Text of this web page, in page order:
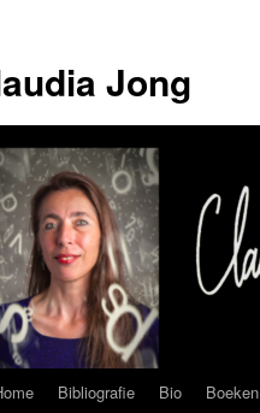
Jong
Bibliografie Bio Boeken